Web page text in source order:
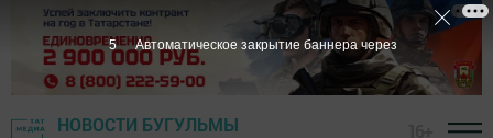
НОВОСТИ БУГУЛЬМЫ
3 Автоматическое закрытие баннера через